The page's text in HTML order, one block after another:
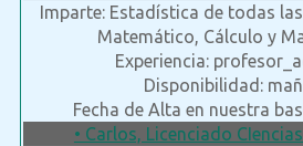
Imparte: Estadística de todas
Matemático, Cálculo y
Experiencia:
Disponibilidad:
Fecha de Alta en nuestra
• Carlos, Licenciado